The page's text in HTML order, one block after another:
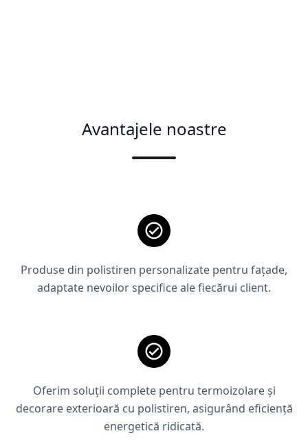
Avantajele noastre
Produse din polistiren personalizate pentru fațade,
adaptate nevoilor specifice ale fiecărui client.
Oferim soluții complete pentru termoizolare și
decorare exterioară cu polistiren, asigurând eficiență
energetică ridicată.